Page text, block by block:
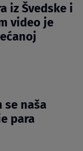
iz Švedske i
video je
se naša
para